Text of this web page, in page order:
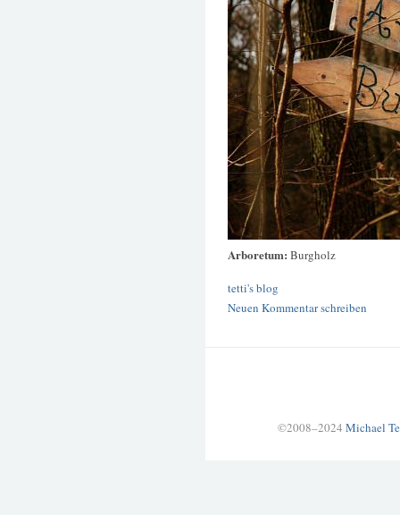
Arboretum: Burgholz
tetti's blog
Neuen Kommentar schreiben
©2008–2024 Michael